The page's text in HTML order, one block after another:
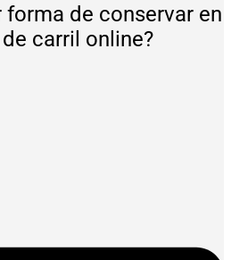
forma de conservar en
carril online?